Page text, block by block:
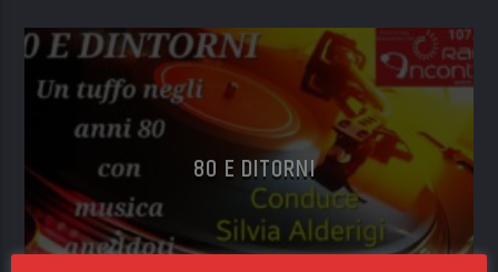
80 E DITORNI